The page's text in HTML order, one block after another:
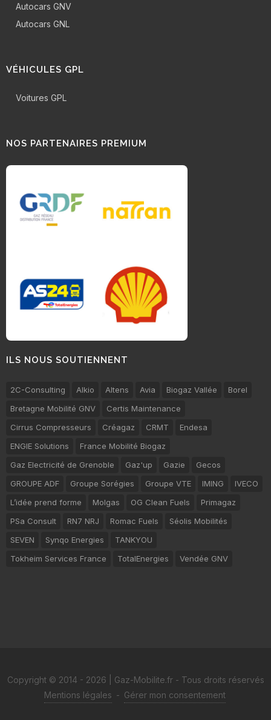
Autocars GNV
Autocars GNL
VÉHICULES GPL
Voitures GPL
NOS PARTENAIRES PREMIUM
ILS NOUS SOUTIENNENT
2C-Consulting Alkio Altens Avia Biogaz Vallée
Borel
Bretagne Mobilité GNV
Certis Maintenance
Cirrus Compresseurs
Créagaz CRMT
Endesa
ENGIE Solutions
France Mobilité Biogaz
Gaz Electricité de Grenoble
Gaz'up Gazie
Gecos
GROUPE ADF
Groupe Sorégies Groupe VTE IMING
IVECO
L’idée prend forme
Molgas OG Clean Fuels
Primagaz
PSa Consult
RN7 NRJ Romac Fuels
Séolis Mobilités
SEVEN
Synqo Energies
TANKYOU
Tokheim Services France
TotalEnergies Vendée GNV
Copyright © 2014 - 2026 | Gaz-Mobilite.fr - Tous droits réservés
Mentions légales - Gérer mon consentement